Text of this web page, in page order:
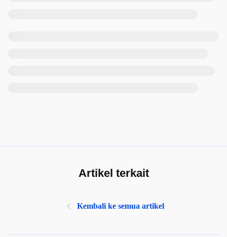
Artikel terkait
Kembali ke semua artikel